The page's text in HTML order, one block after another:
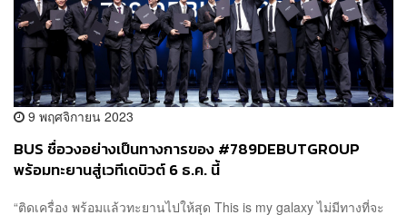
9 พฤศจิกายน 2023
BUS ชื่อวงอย่างเป็นทางการของ #789DEBUTGROUP
พร้อมทะยานสู่เวทีเดบิวต์ 6 ธ.ค. นี้
“ติดเครื่อง พร้อมแล้วทะยานไปให้สุด This is my galaxy ไม่มีทางที่จะ